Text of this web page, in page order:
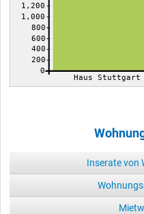
0
200
400
600
800
1,000
1,200
Haus Stuttgart
Inserate von